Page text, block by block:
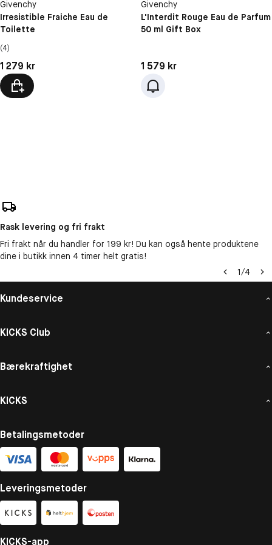
Givenchy
Irresistible Fraiche Eau de
Toilette
(4)
Pris: 1 279 kr
1 279 kr
Givenchy
L'Interdit Rouge Eau de Parfum
50 ml Gift Box
Pris: 1 579 kr
1 579 kr
Rask levering og fri frakt
Fri frakt når du handler for 199 kr! Du kan også hente produktene
dine i butikk innen 4 timer helt gratis!
1/4
Kundeservice
KICKS Club
Bærekraftighet
KICKS
Betalingsmetoder
Leveringsmetoder
KICKS-app